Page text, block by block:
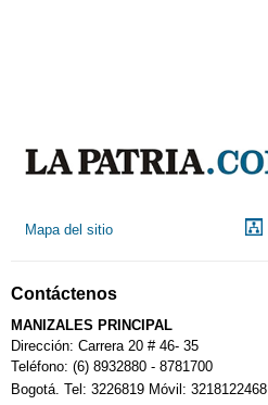
Mapa del sitio
Contáctenos
MANIZALES PRINCIPAL
Dirección: Carrera 20 # 46- 35
Teléfono: (6) 8932880 - 8781700
Bogotá. Tel: 3226819 Móvil: 3218122468